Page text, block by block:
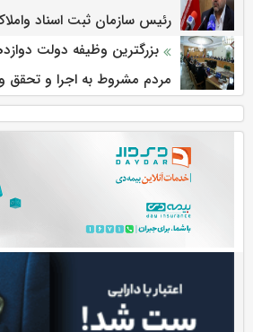
رئیس سازمان ثبت اسناد
بزرگترین وظیفه دولت
مردم مشروط به اجرا و